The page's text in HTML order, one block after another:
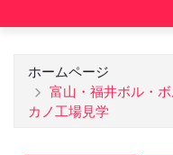
ホームページ
富山・福井ボル・
カノ工場見学